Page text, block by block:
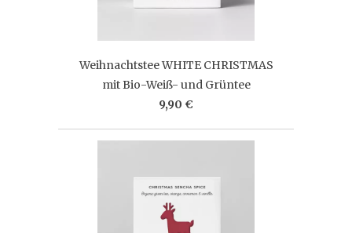
Weihnachtstee WHITE CHRISTMAS
mit Bio-Weiß- und Grüntee
9,90 €